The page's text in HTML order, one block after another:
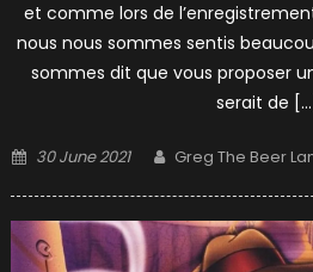
et comme lors de
nous nous sommes sentis
sommes dit que vous proposer
serait de
Posted
30 June 2021 Author
Greg The Beer